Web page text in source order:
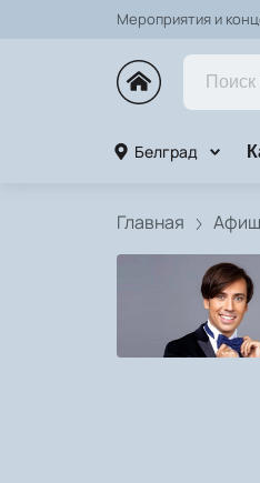
Мероприятия и
Белград
Главная